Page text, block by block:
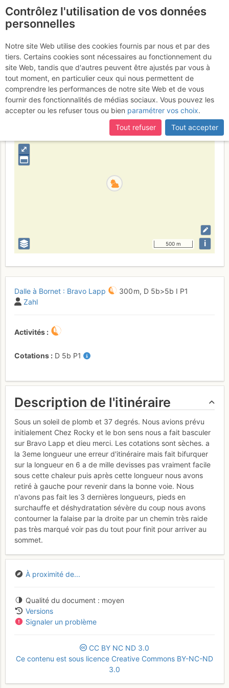
certaines pages ne sont plus accessibles, manquantes ou
incomplètes, déconnectez-vous puis reconnectez-vous à votre
compte sur le site.
Dalle à Bornet : Bravo
Lapp
Vendredi 23 juin 2017
Suisse Valais Haut Giffre - Aiguilles Rouges - Fiz
⤢
500 m i
Dalle à Bornet : Bravo Lapp 300 m, D 5b>5b I P1
Zahl
Activités
Cotations D 5b P1
Description de l'itinéraire
Sous un soleil de plomb et 37 degrés. Nous avions prévu
initialement Chez Rocky et le bon sens nous a fait basculer
sur Bravo Lapp et dieu merci. Les cotations sont sèches. a
la 3eme longueur une erreur d'itinéraire mais fait bifurquer
sur la longueur en 6 a de mille devisses pas vraiment facile
sous cette chaleur puis après cette longueur nous avons
retiré à gauche pour revenir dans la bonne voie. Nous
n'avons pas fait les 3 dernières longueurs, pieds en
surchauffe et déshydratation sévère du coup nous avons
contourner la falaise par la droite par un chemin très raide
pas très marqué voir pas du tout pour finit pour arriver au
sommet.
À proximité de...
Qualité du document
moyen
Versions
Signaler un problème
CC BY NC ND 3.0
Ce contenu est sous licence Creative Commons BY-NC-ND
3.0
Contrôlez l'utilisation de vos données
personnelles
Notre site Web utilise des cookies fournis par nous et par des
tiers. Certains cookies sont nécessaires au fonctionnement du
site Web, tandis que d'autres peuvent être ajustés par vous à
tout moment, en particulier ceux qui nous permettent de
comprendre les performances de notre site Web et de vous
fournir des fonctionnalités de médias sociaux. Vous pouvez les
accepter ou les refuser tous ou bien paramétrer vos choix.
Tout refuser
Tout accepter